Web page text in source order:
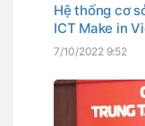
Hệ thống cơ
ICT Make in
7/10/2022 9:52